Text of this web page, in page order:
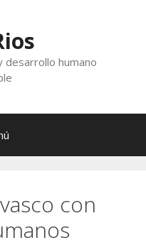
desarrollo humano
con